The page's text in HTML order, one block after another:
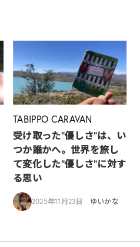
TABIPPO CARAVAN
受け取った“優しさ“は、い
つか誰かへ。世界を旅し
て変化した”優しさ”に対す
る思い
2025年11月23日 ゆいかな